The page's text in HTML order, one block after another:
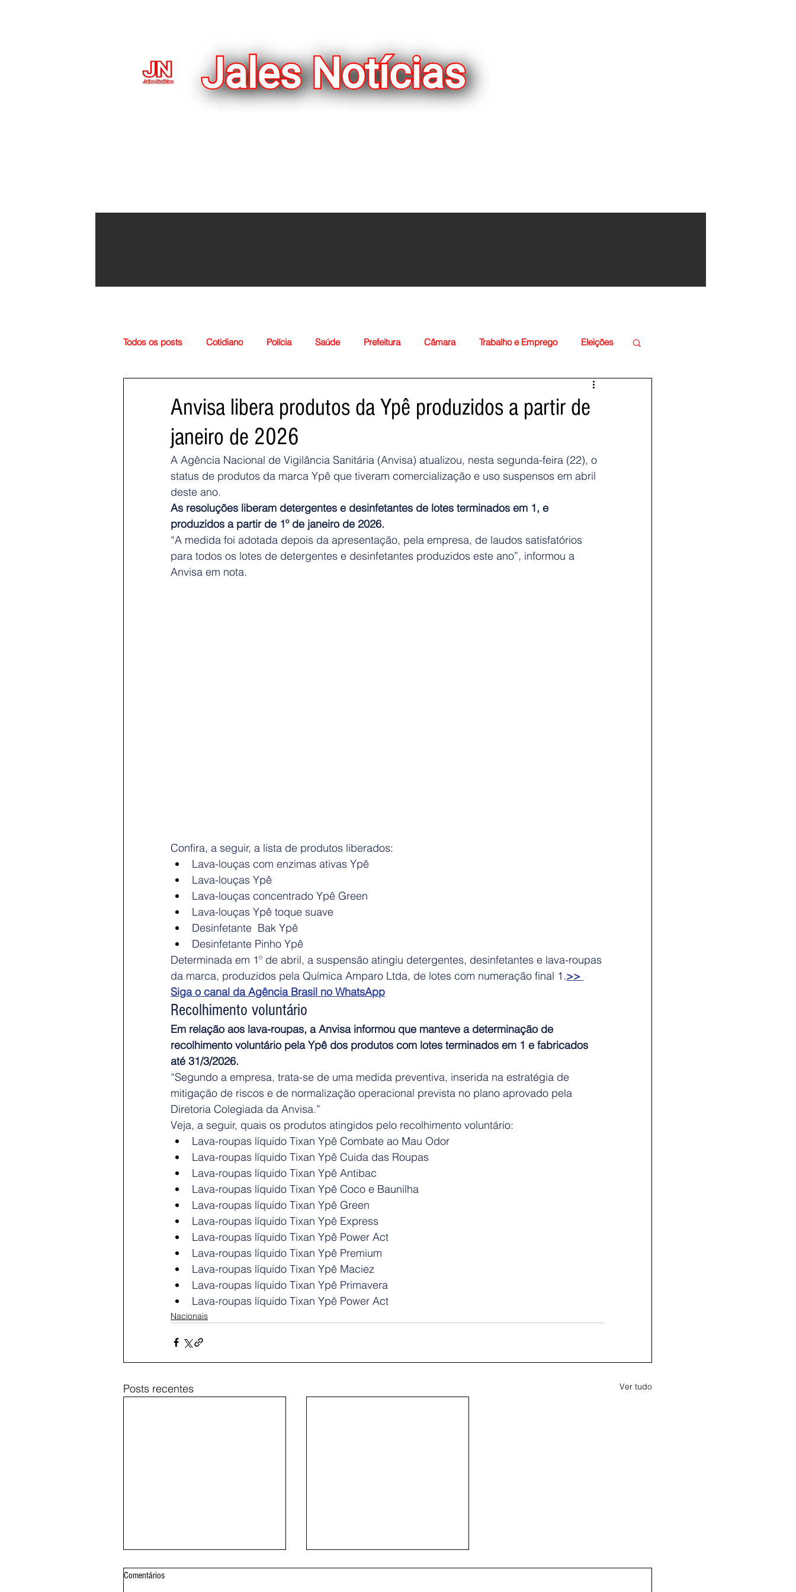
Voltar
Todos os posts Cotidiano Polícia Saúde Prefeitura Câmara Trabalho e Emprego Eleições
Anvisa libera produtos da Ypê produzidos a partir de
janeiro de 2026
A Agência Nacional de Vigilância Sanitária (Anvisa) atualizou, nesta segunda-feira (22), o
status de produtos da marca Ypê que tiveram comercialização e uso suspensos em abril
deste ano.
As resoluções liberam detergentes e desinfetantes de lotes terminados em 1, e
produzidos a partir de 1º de janeiro de 2026.
“A medida foi adotada depois da apresentação, pela empresa, de laudos satisfatórios
para todos os lotes de detergentes e desinfetantes produzidos este ano”, informou a
Anvisa em nota.
Confira, a seguir, a lista de produtos liberados:
Lava-louças com enzimas ativas Ypê
Lava-louças Ypê
Lava-louças concentrado Ypê Green
Lava-louças Ypê toque suave
Desinfetante  Bak Ypê
Desinfetante Pinho Ypê
Determinada em 1º de abril, a suspensão atingiu detergentes, desinfetantes e lava-roupas
da marca, produzidos pela Química Amparo Ltda, de lotes com numeração final 1.>>
Siga o canal da Agência Brasil no WhatsApp
Recolhimento voluntário
Em relação aos lava-roupas, a Anvisa informou que manteve a determinação de
recolhimento voluntário pela Ypê dos produtos com lotes terminados em 1 e fabricados
até 31/3/2026.
“Segundo a empresa, trata-se de uma medida preventiva, inserida na estratégia de
mitigação de riscos e de normalização operacional prevista no plano aprovado pela
Diretoria Colegiada da Anvisa.”
Veja, a seguir, quais os produtos atingidos pelo recolhimento voluntário:
Lava-roupas líquido Tixan Ypê Combate ao Mau Odor
Lava-roupas líquido Tixan Ypê Cuida das Roupas
Lava-roupas líquido Tixan Ypê Antibac
Lava-roupas líquido Tixan Ypê Coco e Baunilha
Lava-roupas líquido Tixan Ypê Green
Lava-roupas líquido Tixan Ypê Express
Lava-roupas líquido Tixan Ypê Power Act
Lava-roupas líquido Tixan Ypê Premium
Lava-roupas líquido Tixan Ypê Maciez
Lava-roupas líquido Tixan Ypê Primavera
Lava-roupas líquido Tixan Ypê Power Act
Nacionais
Posts recentes Ver tudo
Comentários